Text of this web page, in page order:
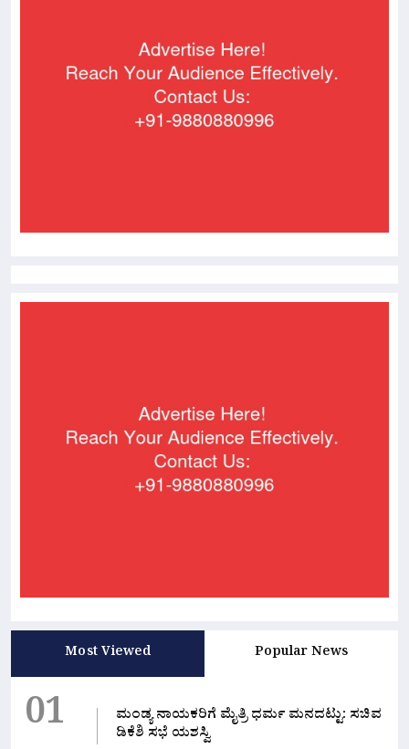
Most Viewed Popular News
01
ಮಂಡ್ಯ ನಾಯಕರಿಗೆ ಮೈತ್ರಿ ಧರ್ಮ ಮನದಟ್ಟು: ಸಚಿವ
ಡಿಕೆಶಿ ಸಭೆ ಯಶಸ್ವಿ